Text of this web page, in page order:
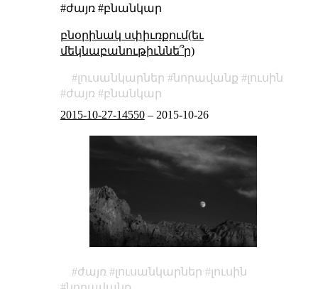
#ժայռ #բնանկար
բնօրինակ սփիւռքում(եւ
մեկնաբանութիւննե՞ր)
լուսանկարներ նորավանք
լուսին
ժայռ
բնանկար
2015-10-27-14550– 2015-10-26
ժայռ լուսանկարներ
լուսին